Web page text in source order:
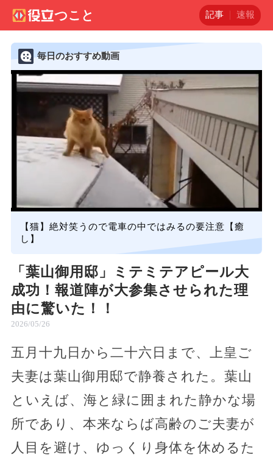
記事 速報
毎日のおすすめ動画
【猫】絶対笑うので電車の中ではみるの要注意【癒
し】
「葉山御用邸」ミテミテアピール大
成功！報道陣が大参集させられた理
由に驚いた！！
2026/05/26
五月十九日から二十六日まで、上皇ご
夫妻は葉山御用邸で静養された。葉山
といえば、海と緑に囲まれた静かな場
所であり、本来ならば高齢のご夫妻が
人目を避け、ゆっくり身体を休めるた